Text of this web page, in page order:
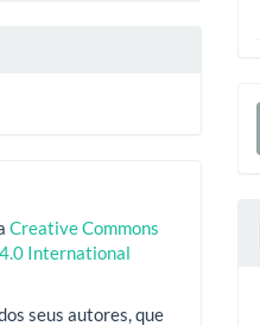
Creative Commons
International
seus autores, que